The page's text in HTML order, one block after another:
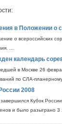
в Положении о
о всероссийских
...
календарь
в Москве 26
по СЛА-
2008
Кубок России
и было разыграно 3